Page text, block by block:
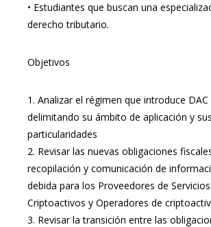
• Estudiantes que buscan una
derecho tributario.
Objetivos
1. Analizar el régimen que introduce DAC
delimitando su ámbito de aplicación y sus
particularidades
2. Revisar las nuevas obligaciones
recopilación y comunicación de
debida para los Proveedores de
Criptoactivos y Operadores de
3. Revisar la transición entre las